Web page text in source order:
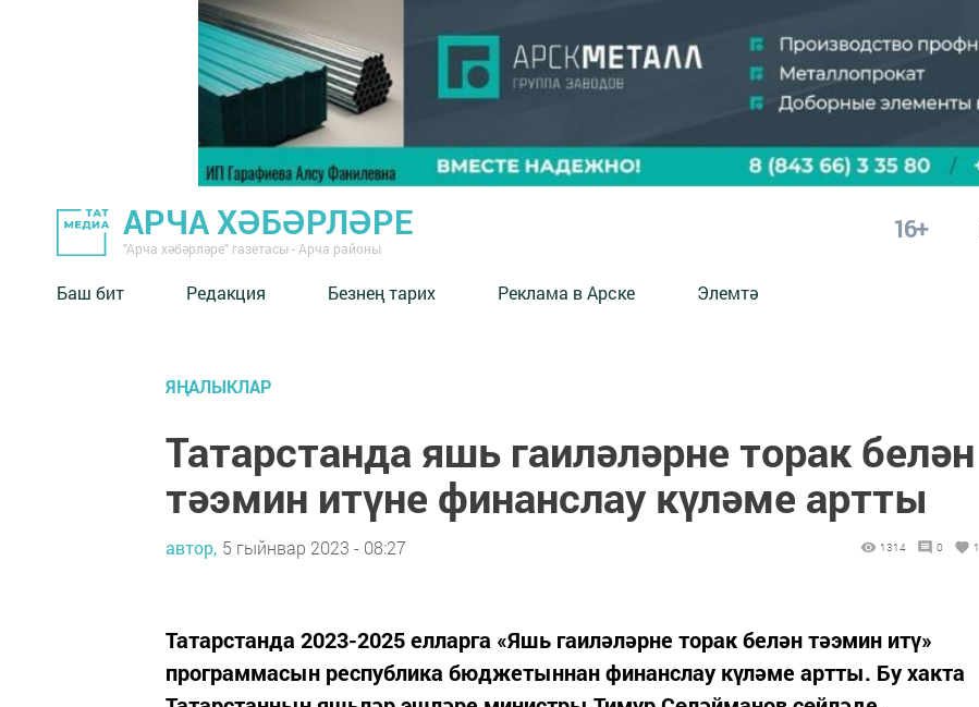
АРЧА ХӘБӘРЛӘРЕ
"Арча хәбәрләре" газетасы - Арча районы
16+
Баш бит Редакция Безнең тарих Реклама в Арске Элемтә
ЯҢАЛЫКЛАР
Татарстанда яшь гаиләләрне торак белән
тәэмин итүне финанслау күләме артты
автор, 5 гыйнвар 2023 - 08:27 1314 0 1
Татарстанда 2023-2025 елларга «Яшь гаиләләрне торак белән тәэмин итү»
программасын республика бюджетыннан финанслау күләме артты. Бу хакта